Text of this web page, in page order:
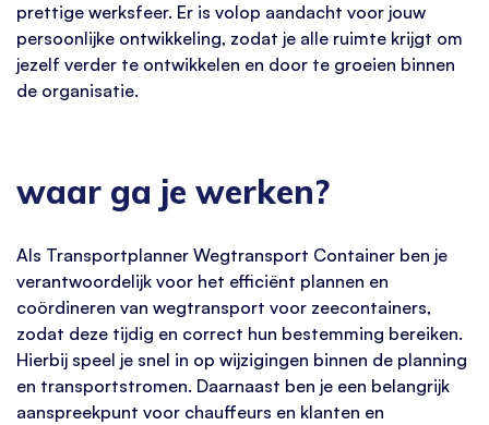
prettige werksfeer. Er is volop aandacht voor jouw
persoonlijke ontwikkeling, zodat je alle ruimte krijgt om
jezelf verder te ontwikkelen en door te groeien binnen
de organisatie.
waar ga je werken?
Als Transportplanner Wegtransport Container ben je
verantwoordelijk voor het efficiënt plannen en
coördineren van wegtransport voor zeecontainers,
zodat deze tijdig en correct hun bestemming bereiken.
Hierbij speel je snel in op wijzigingen binnen de planning
en transportstromen. Daarnaast ben je een belangrijk
aanspreekpunt voor chauffeurs en klanten en